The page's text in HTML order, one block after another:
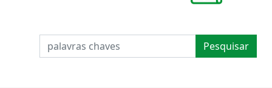
PESQUISAR Pesquisar